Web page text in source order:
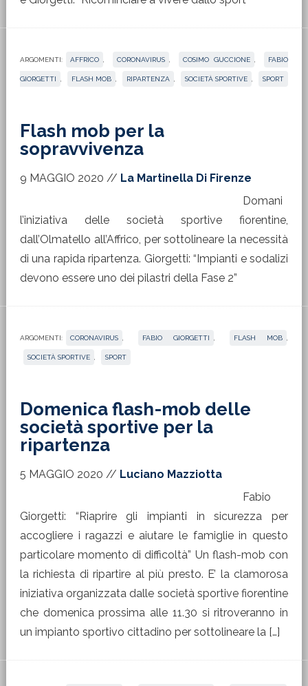
ARGOMENTI: AFFRICO CORONAVIRUS COSIMO GUCCIONE FABIO
GIORGETTI FLASH MOB RIPARTENZA SOCIETÀ SPORTIVE SPORT
Flash mob per la
sopravvivenza
9 MAGGIO 2020 // La Martinella Di Firenze
Domani
l’iniziativa delle società sportive fiorentine,
dall’Olmatello all’Affrico, per sottolineare la necessità
di una rapida ripartenza. Giorgetti: “Impianti e sodalizi
devono essere uno dei pilastri della Fase 2”
ARGOMENTI: CORONAVIRUS FABIO GIORGETTI FLASH MOB
SOCIETÀ SPORTIVE SPORT
Domenica flash-mob delle
società sportive per la
ripartenza
5 MAGGIO 2020 // Luciano Mazziotta
Fabio
Giorgetti: “Riaprire gli impianti in sicurezza per
accogliere i ragazzi e aiutare le famiglie in questo
particolare momento di difficoltà” Un flash-mob con
la richiesta di ripartire al più presto. E’ la clamorosa
iniziativa organizzata dalle società sportive fiorentine
che domenica prossima alle 11.30 si ritroveranno in
un impianto sportivo cittadino per sottolineare la […]